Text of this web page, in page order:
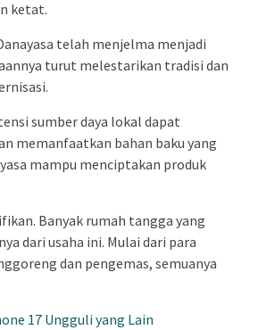
ketat.
telah menjelma menjadi
turut melestarikan tradisi dan
sumber daya lokal dapat
memanfaatkan bahan baku yang
mampu menciptakan produk
Banyak rumah tangga yang
dari usaha ini. Mulai dari para
dan pengemas, semuanya
17 Ungguli yang Lain